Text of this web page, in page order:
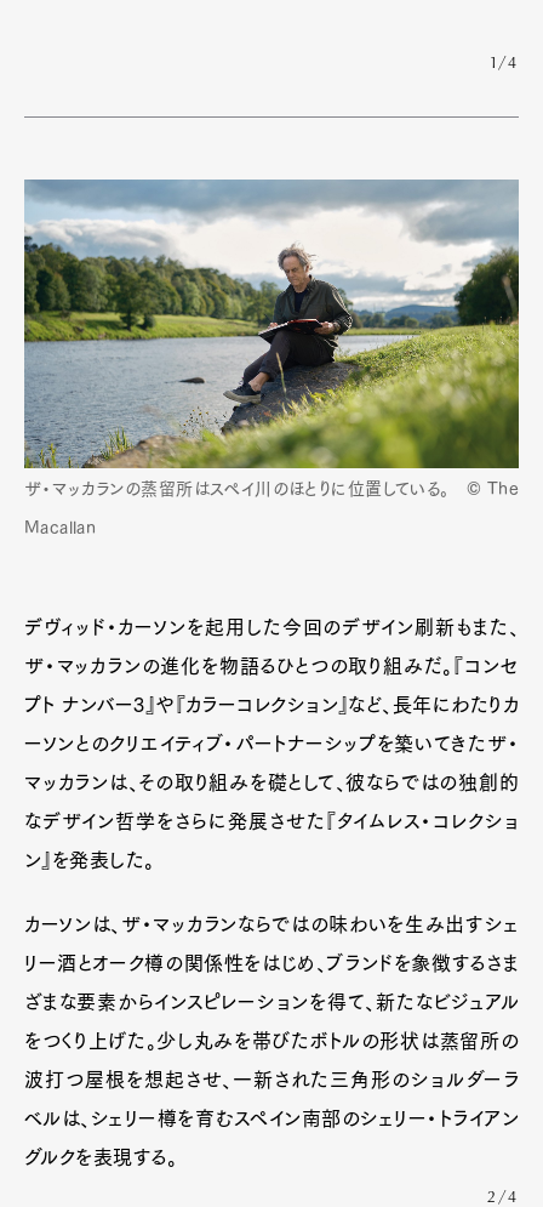
1/4
ザ・マッカランの蒸留所はスペイ川のほとりに位置している。 © The
Macallan
デヴィッド・カーソンを起用した今回のデザイン刷新もまた、
ザ・マッカランの進化を物語るひとつの取り組みだ。『コンセ
プト ナンバー3』や『カラーコレクション』など、長年にわたりカ
ーソンとのクリエイティブ・パートナーシップを築いてきたザ・
マッカランは、その取り組みを礎として、彼ならではの独創的
なデザイン哲学をさらに発展させた『タイムレス・コレクショ
ン』を発表した。
カーソンは、ザ・マッカランならではの味わいを生み出すシェ
リー酒とオーク樽の関係性をはじめ、ブランドを象徴するさま
ざまな要素からインスピレーションを得て、新たなビジュアル
をつくり上げた。少し丸みを帯びたボトルの形状は蒸留所の
波打つ屋根を想起させ、一新された三角形のショルダーラ
ベルは、シェリー樽を育むスペイン南部のシェリー・トライアン
グルクを表現する。
2/4